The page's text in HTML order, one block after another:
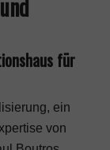
für
ein
von